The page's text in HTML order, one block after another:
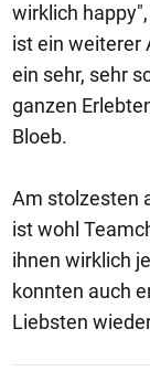
wirklich
ist ein weiterer
ein sehr, sehr
ganzen
Bloeb.
Am stolzesten
ist wohl
ihnen wirklich
konnten auch
Liebsten